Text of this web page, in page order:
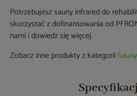
Potrzebujesz sauny infrared do
skorzystać z dofinansowania od
nami i dowiedz się więcej.
Zobacz inne produkty z kategorii